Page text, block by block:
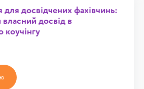
для досвідчених фахівчинь:
власний досвід в
коучінгу